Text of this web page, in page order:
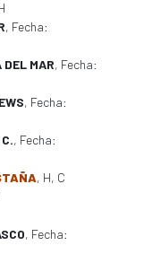
, Fecha:
MAR, Fecha:
, Fecha:
, Fecha:
, H, C
, Fecha: